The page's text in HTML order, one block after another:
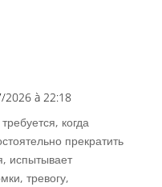
2026 à 22:18
когда
прекратить
испытывает
тревогу,